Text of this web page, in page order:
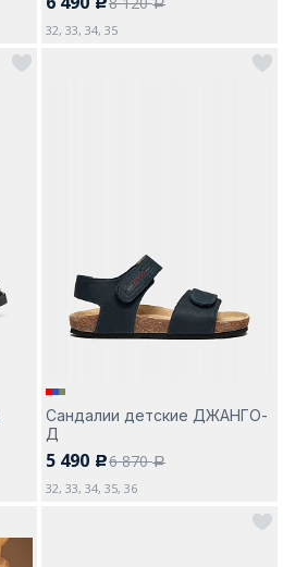
c
a
32, 33, 34, 35
Сандалии детские ДЖАНГО-
Д
5 490 c6 870a
32, 33, 34, 35, 36